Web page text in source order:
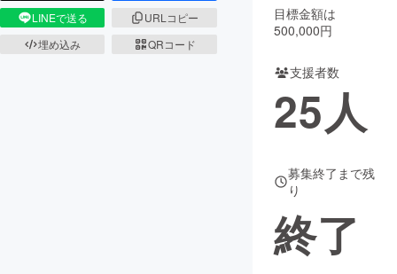
CAMPFIREふるさと納税
コミュニティ
LINEで送る
URLコピー
埋め込み
QRコード
目標金額は
500,000円
支援者数
25人
募集終了まで残
り
終了